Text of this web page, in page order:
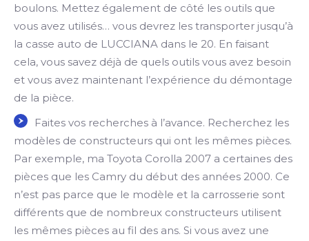
boulons. Mettez également de côté les outils que
vous avez utilisés… vous devrez les transporter jusqu’à
la casse auto de LUCCIANA dans le 20. En faisant
cela, vous savez déjà de quels outils vous avez besoin
et vous avez maintenant l’expérience du démontage
de la pièce.
Faites vos recherches à l’avance. Recherchez les
modèles de constructeurs qui ont les mêmes pièces.
Par exemple, ma Toyota Corolla 2007 a certaines des
pièces que les Camry du début des années 2000. Ce
n’est pas parce que le modèle et la carrosserie sont
différents que de nombreux constructeurs utilisent
les mêmes pièces au fil des ans. Si vous avez une